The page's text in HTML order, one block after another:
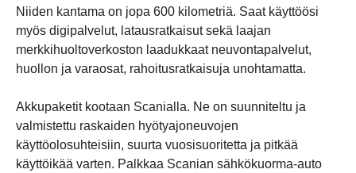
Niiden kantama on jopa 600 kilometriä. Saat käyttöösi
myös digipalvelut, latausratkaisut sekä laajan
merkkihuoltoverkoston laadukkaat neuvontapalvelut,
huollon ja varaosat, rahoitusratkaisuja unohtamatta.
Akkupaketit kootaan Scanialla. Ne on suunniteltu ja
valmistettu raskaiden hyötyajoneuvojen
käyttöolosuhteisiin, suurta vuosisuoritetta ja pitkää
käyttöikää varten. Palkkaa Scanian sähkökuorma-auto